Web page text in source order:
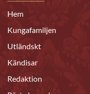
Hem
Kungafamiljen
Utländskt
Kändisar
Redaktion